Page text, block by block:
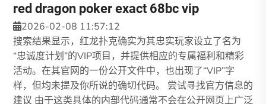
red dragon poker exact 68bc vip
2026-02-08 11:57:12
搜索结果显示，红龙扑克确实为其忠实玩家设立了名为
“忠诚度计划”的VIP项目，并提供相应的专属福利和精彩
活动。在其官网的一份公开文件中，也出现了“VIP”字
样，但均未提及你所说的确切代码。 尝试寻找官方信息的
建议 由于这类具体的内部代码通常不会在公开网页上广泛